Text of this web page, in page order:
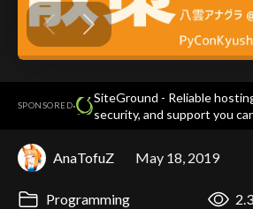
SPONSORED·
SiteGround - Reliable
security, and support you
AnaTofuZ May 18, 2019
Programming